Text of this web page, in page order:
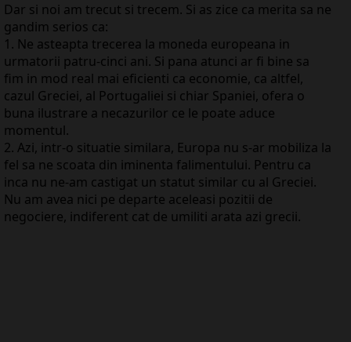
Dar si noi am trecut si trecem. Si as zice ca merita sa ne
gandim serios ca:
1. Ne asteapta trecerea la moneda europeana in
urmatorii patru-cinci ani. Si pana atunci ar fi bine sa
fim in mod real mai eficienti ca economie, ca altfel,
cazul Greciei, al Portugaliei si chiar Spaniei, ofera o
buna ilustrare a necazurilor ce le poate aduce
momentul.
2. Azi, intr-o situatie similara, Europa nu s-ar mobiliza la
fel sa ne scoata din iminenta falimentului. Pentru ca
inca nu ne-am castigat un statut similar cu al Greciei.
Nu am avea nici pe departe aceleasi pozitii de
negociere, indiferent cat de umiliti arata azi grecii.